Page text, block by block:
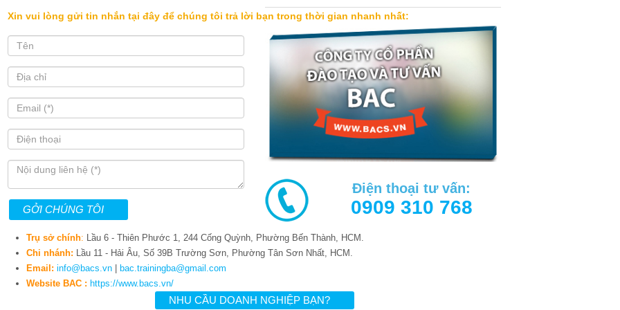
Xin vui lòng gửi tin nhắn tại đây để chúng tôi trả lời bạn trong thời gian nhanh nhất:
Điện thoại tư vấn:
0909 310 768
Trụ sở chính: Lầu 6 - Thiên Phước 1, 244 Cống Quỳnh, Phường Bến Thành, HCM.
Chi nhánh: Lầu 11 - Hải Âu, Số 39B Trường Sơn, Phường Tân Sơn Nhất, HCM.
Email: info@bacs.vn
bac.trainingba@gmail.com
Website BAC : https://www.bacs.vn/
NHU CẦU DOANH NGHIỆP BẠN?